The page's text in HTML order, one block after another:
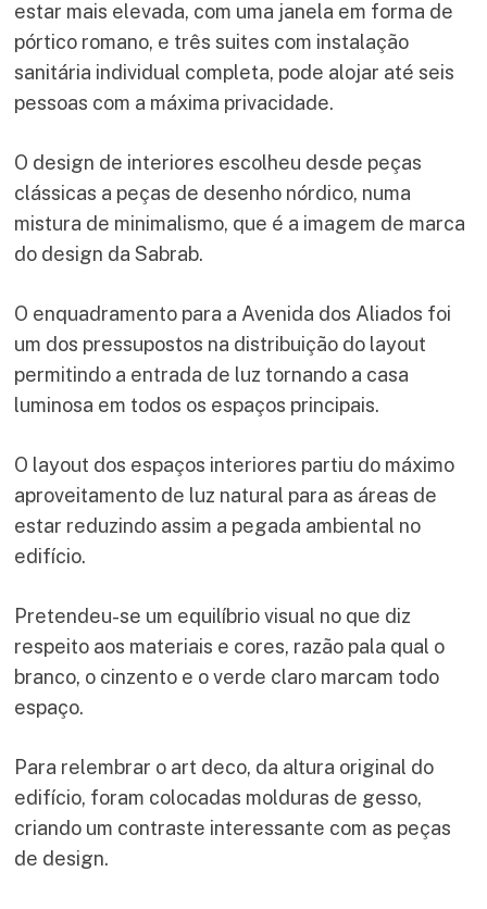
estar mais elevada, com uma janela em forma de
pórtico romano, e três suites com instalação
sanitária individual completa, pode alojar até seis
pessoas com a máxima privacidade.
O design de interiores escolheu desde peças
clássicas a peças de desenho nórdico, numa
mistura de minimalismo, que é a imagem de marca
do design da Sabrab.
O enquadramento para a Avenida dos Aliados foi
um dos pressupostos na distribuição do layout
permitindo a entrada de luz tornando a casa
luminosa em todos os espaços principais.
O layout dos espaços interiores partiu do máximo
aproveitamento de luz natural para as áreas de
estar reduzindo assim a pegada ambiental no
edifício.
Pretendeu-se um equilíbrio visual no que diz
respeito aos materiais e cores, razão pala qual o
branco, o cinzento e o verde claro marcam todo
espaço.
Para relembrar o art deco, da altura original do
edifício, foram colocadas molduras de gesso,
criando um contraste interessante com as peças
de design.